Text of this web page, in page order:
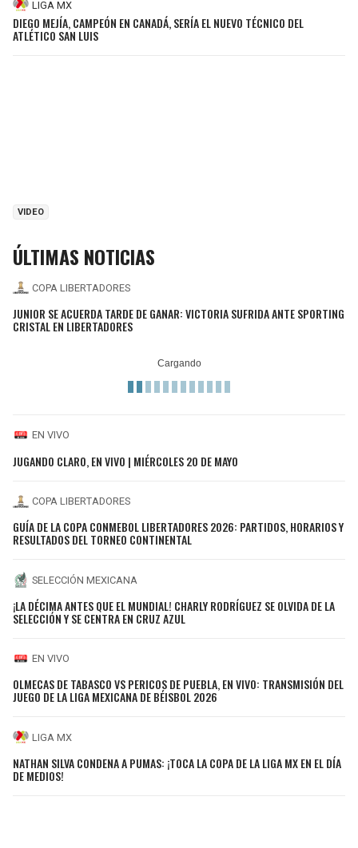
LIGA MX
DIEGO MEJÍA, CAMPEÓN EN CANADÁ, SERÍA EL NUEVO TÉCNICO DEL
ATLÉTICO SAN LUIS
VIDEO
ÚLTIMAS NOTICIAS
COPA LIBERTADORES
JUNIOR SE ACUERDA TARDE DE GANAR: VICTORIA SUFRIDA ANTE SPORTING
CRISTAL EN LIBERTADORES
EN VIVO
JUGANDO CLARO, EN VIVO | MIÉRCOLES 20 DE MAYO
COPA LIBERTADORES
GUÍA DE LA COPA CONMEBOL LIBERTADORES 2026: PARTIDOS, HORARIOS Y
RESULTADOS DEL TORNEO CONTINENTAL
SELECCIÓN MEXICANA
¡LA DÉCIMA ANTES QUE EL MUNDIAL! CHARLY RODRÍGUEZ SE OLVIDA DE LA
SELECCIÓN Y SE CENTRA EN CRUZ AZUL
EN VIVO
OLMECAS DE TABASCO VS PERICOS DE PUEBLA, EN VIVO: TRANSMISIÓN DEL
JUEGO DE LA LIGA MEXICANA DE BÉISBOL 2026
LIGA MX
NATHAN SILVA CONDENA A PUMAS: ¡TOCA LA COPA DE LA LIGA MX EN EL DÍA
DE MEDIOS!